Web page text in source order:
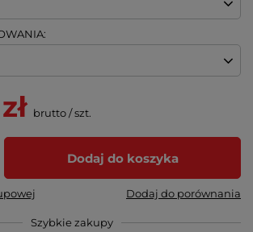
brutto/szt.
Dodaj do koszyka
Dodaj do porównania
Szybkie zakupy